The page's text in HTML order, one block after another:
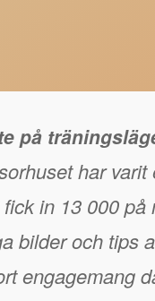
på
har
in 13 000 på
bilder och tips
engagemang